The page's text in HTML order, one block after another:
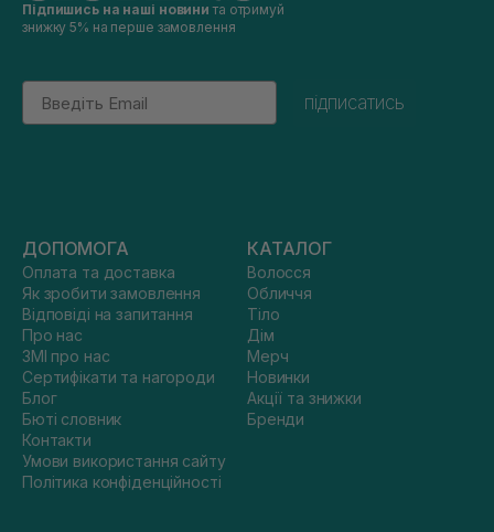
Підпишись на наші новини та отримуй
знижку 5% на перше замовлення
Email
підписатись
ДОПОМОГА
Оплата та доставка
Як зробити замовлення
Відповіді на запитання
Про нас
ЗМІ про нас
Сертифікати та нагороди
Блог
Бюті словник
Контакти
Умови використання сайту
Політика конфіденційності
КАТАЛОГ
Волосся
Обличчя
Тіло
Дім
Мерч
Новинки
Акції та знижки
Бренди